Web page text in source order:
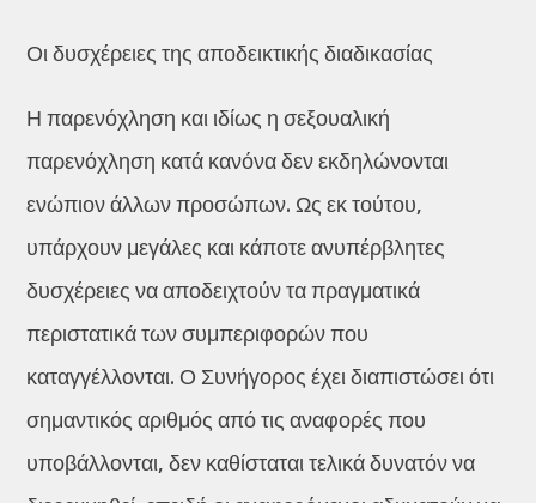
Οι δυσχέρειες της αποδεικτικής διαδικασίας
Η παρενόχληση και ιδίως η σεξουαλική
παρενόχληση κατά κανόνα δεν εκδηλώνονται
ενώπιον άλλων προσώπων. Ως εκ τούτου,
υπάρχουν μεγάλες και κάποτε ανυπέρβλητες
δυσχέρειες να αποδειχτούν τα πραγματικά
περιστατικά των συμπεριφορών που
καταγγέλλονται. Ο Συνήγορος έχει διαπιστώσει ότι
σημαντικός αριθμός από τις αναφορές που
υποβάλλονται, δεν καθίσταται τελικά δυνατόν να